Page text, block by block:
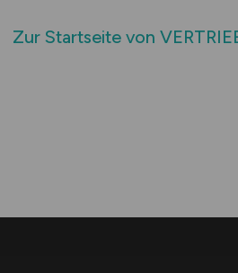
Zur Startseite von